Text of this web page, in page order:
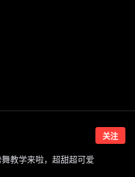
关注
教学来啦，超甜超可爱